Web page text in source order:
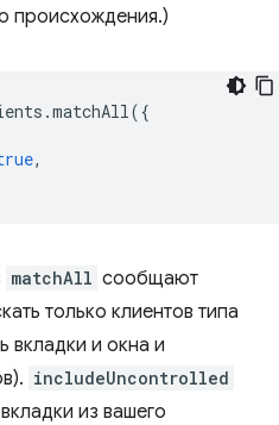
происхождения.)
.matchAll({
,
matchAll сообщают
только клиентов типа
вкладки и окна и
includeUncontrolled
из вашего